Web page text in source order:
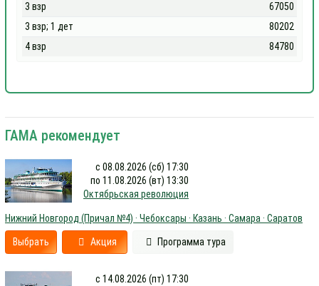
3 взр
67050
3 взр; 1 дет
80202
4 взр
84780
ГАМА рекомендует
с 08.08.2026 (сб) 17:30
по 11.08.2026 (вт) 13:30
Октябрьская революция
Нижний Новгород (Причал №4) · Чебоксары · Казань · Самара · Саратов
Выбрать Акция Программа тура
с 14.08.2026 (пт) 17:30